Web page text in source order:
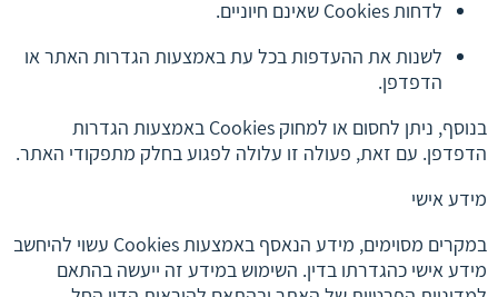
לדחות Cookies שאינם חיוניים.
לשנות את ההעדפות בכל עת באמצעות הגדרות האתר או
הדפדפן.
בנוסף, ניתן לחסום או למחוק Cookies באמצעות הגדרות
הדפדפן. עם זאת, פעולה זו עלולה לפגוע בחלק מתפקודי האתר.
מידע אישי
במקרים מסוימים, מידע הנאסף באמצעות Cookies עשוי להיחשב
מידע אישי כהגדרתו בדין. השימוש במידע זה ייעשה בהתאם